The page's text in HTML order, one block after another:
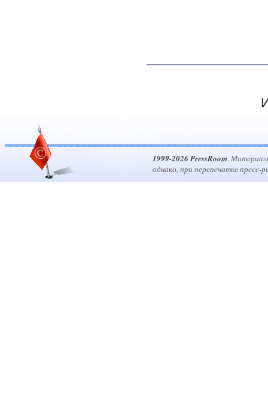
1999-2026 PressRoom.
однако, при перепечатке пресс-